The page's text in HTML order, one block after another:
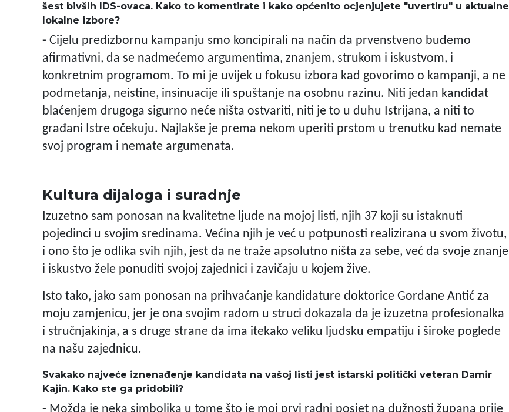
šest bivših IDS-ovaca. Kako to komentirate i kako općenito ocjenjujete "uvertiru" u aktualne
lokalne izbore?
- Cijelu predizbornu kampanju smo koncipirali na način da prvenstveno budemo
afirmativni, da se nadmećemo argumentima, znanjem, strukom i iskustvom, i
konkretnim programom. To mi je uvijek u fokusu izbora kad govorimo o kampanji, a ne
podmetanja, neistine, insinuacije ili spuštanje na osobnu razinu. Niti jedan kandidat
blaćenjem drugoga sigurno neće ništa ostvariti, niti je to u duhu Istrijana, a niti to
građani Istre očekuju. Najlakše je prema nekom uperiti prstom u trenutku kad nemate
svoj program i nemate argumenata.
Kultura dijaloga i suradnje
Izuzetno sam ponosan na kvalitetne ljude na mojoj listi, njih 37 koji su istaknuti
pojedinci u svojim sredinama. Većina njih je već u potpunosti realizirana u svom životu,
i ono što je odlika svih njih, jest da ne traže apsolutno ništa za sebe, već da svoje znanje
i iskustvo žele ponuditi svojoj zajednici i zavičaju u kojem žive.
Isto tako, jako sam ponosan na prihvaćanje kandidature doktorice Gordane Antić za
moju zamjenicu, jer je ona svojim radom u struci dokazala da je izuzetna profesionalka
i stručnjakinja, a s druge strane da ima itekako veliku ljudsku empatiju i široke poglede
na našu zajednicu.
Svakako najveće iznenađenje kandidata na vašoj listi jest istarski politički veteran Damir
Kajin. Kako ste ga pridobili?